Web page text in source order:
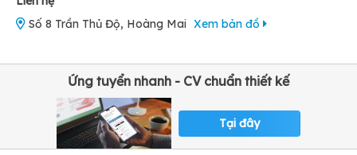
Số 8 Trần Thủ Độ, Hoàng Mai Xem bản đồ
Ứng tuyển nhanh - CV chuẩn thiết kế
Tại đây